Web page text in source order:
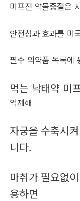
미프진 약물중절은
안전성과 효과를 미
필수 의약품 목록에
먹는 낙태약 미
억제해
자궁을 수축시
니다.
마취가 필요없
용하면